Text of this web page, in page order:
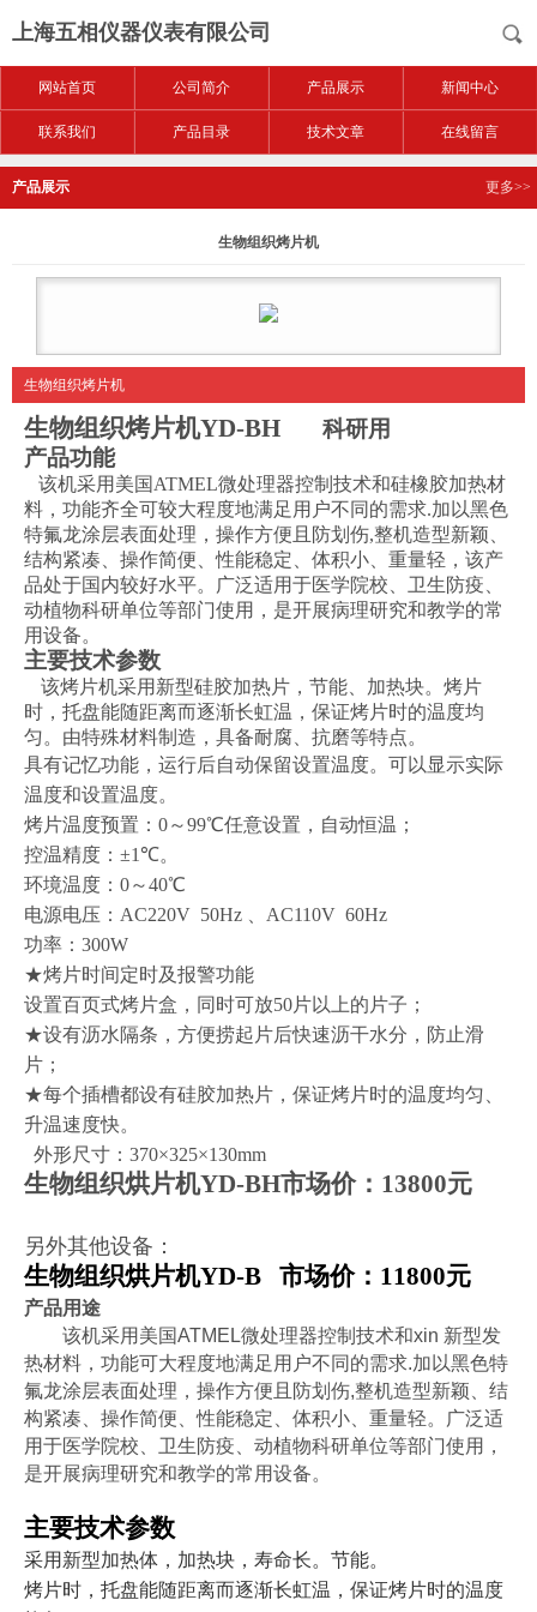
上海五相仪器仪表有限公司
网站首页 公司简介 产品展示 新闻中心
联系我们 产品目录 技术文章 在线留言
产品展示 更多>>
生物组织烤片机
生物组织烤片机
生物组织烤片机YD-BH
科研用
产品功能
该机采用美国 ATMEL微处理器控制技术和硅橡胶加热材
料，功能齐全可较大程度地满足用户不同的需求.加以黑色
特氟龙涂层表面处理，操作方便且防划伤,整机造型新颖、
结构紧凑、操作简便、性能稳定、体积小、重量轻，该产
品处于国内较好水平。广泛适用于医学院校、卫生防疫、
动植物科研单位等部门使用，是开展病理研究和教学的常
用设备。
主要技术参数
该烤片机采用新型硅胶加热片，节能、加热块。烤片
时，托盘能随距离而逐渐长虹温，保证烤片时的温度均
匀。由特殊材料制造，具备耐腐、抗磨等特点。
具有记忆功能，运行后自动保留设置温度。可以显示实际
温度和设置温度。
烤片温度预置： 0～99℃任意设置，自动恒温；
控温精度： ±1 ℃。
环境温度： 0～40℃
电源电压： AC220V 50Hz AC110V 60Hz
功率： 300W
★烤片时间定时及报警功能
设置百页式烤片盒，同时可放50片以上的片子；
★设有沥水隔条，方便捞起片后快速沥干水分，防止滑
片；
★每个插槽都设有硅胶加热片，保证烤片时的温度均匀、
升温速度快。
外形尺寸： 370×325×130mm
生物组织烘片机YD-BH市场价：13800元
另外其他设备：
生物组织烘片机YD-B 市场价：11800元
产品用途
该机采用美国ATMEL微处理器控制技术和xin 新型发
热材料，功能可大程度地满足用户不同的需求.加以黑色特
氟龙涂层表面处理，操作方便且防划伤,整机造型新颖、结
构紧凑、操作简便、性能稳定、体积小、重量轻。广泛适
用于医学院校、卫生防疫、动植物科研单位等部门使用，
是开展病理研究和教学的常用设备。
主要技术参数
采用新型加热体，加热块，寿命长。节能。
烤片时，托盘能随距离而逐渐长虹温，保证烤片时的温度